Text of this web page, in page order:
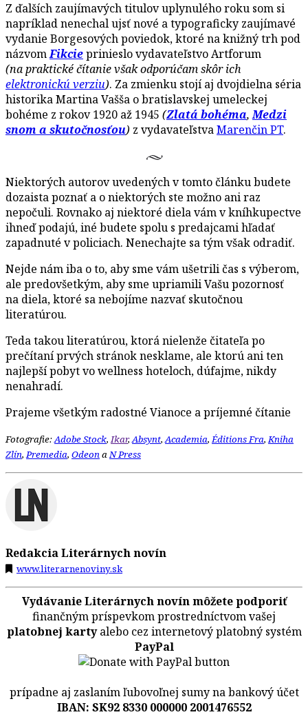
Z ďalších zaujímavých titulov uplynulého roku som si
napríklad nenechal ujsť nové a typograficky zaujímavé
vydanie Borgesových poviedok, ktoré na knižný trh pod
názvomFikcieprinieslo vydavateľstvo Artforum
(na praktické čítanie však odporúčam skôr ich
elektronickú verziu). Za zmienku stojí aj dvojdielna séria
historika Martina Vašša o bratislavskej umeleckej
bohéme z rokov 1920 až 1945 (Zlatá bohéma,Medzi
snom a skutočnosťou) z vydavateľstvaMarenčin PT.
Niektorých autorov uvedených v tomto článku budete
dozaista poznať a o niektorých ste možno ani raz
nepočuli. Rovnako aj niektoré diela vám v kníhkupectve
ihneď podajú, iné budete spolu s predajcami hľadať
zapadnuté v policiach. Nenechajte sa tým však odradiť.
Nejde nám iba o to, aby sme vám ušetrili čas s výberom,
ale predovšetkým, aby sme upriamili Vašu pozornosť
na diela, ktoré sa nebojíme nazvať skutočnou
literatúrou.
Teda takou literatúrou, ktorá nielenže čitateľa po
prečítaní prvých stránok nesklame, ale ktorú ani ten
najlepší pobyt vo wellness hoteloch, dúfajme, nikdy
nenahradí.
Prajeme všetkým radostné Vianoce a príjemné čítanie
Fotografie:Adobe Stock,Ikar,Absynt,Academia,Éditions Fra,Kniha
Zlín,Premedia, OdeonaN Press
Redakcia Literárnych novín
www.literarnenoviny.sk
Vydávanie Literárnych novín môžete podporiť
finančným príspevkom prostredníctvom vašej
platobnej kartyalebo cez internetový platobný systém
PayPal
prípadne aj zaslaním ľubovoľnej sumy na bankový účet
IBAN: SK92 8330 000000 2001476552